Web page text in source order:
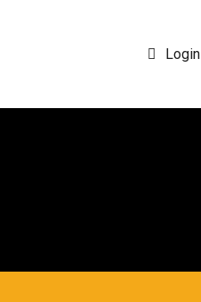
Login